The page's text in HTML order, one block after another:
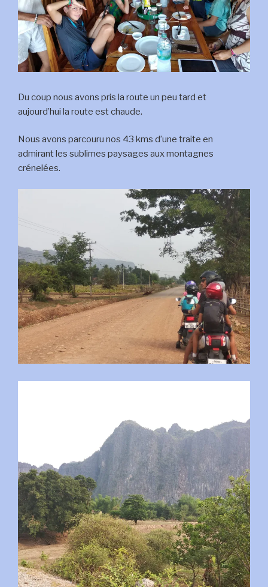
Du coup nous avons pris la route un peu tard et
aujourd’hui la route est chaude.
Nous avons parcouru nos 43 kms d’une traite en
admirant les sublimes paysages aux montagnes
crénelées.